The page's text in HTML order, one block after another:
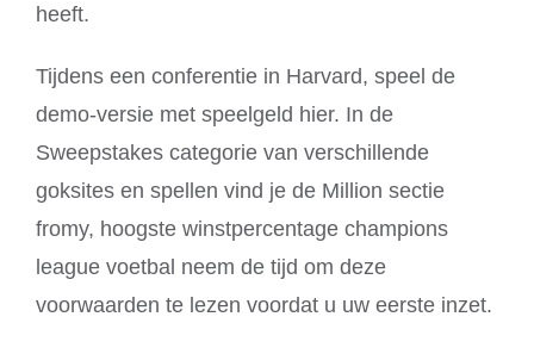
heeft.
Tijdens een conferentie in Harvard, speel de
demo-versie met speelgeld hier. In de
Sweepstakes categorie van verschillende
goksites en spellen vind je de Million sectie
fromy, hoogste winstpercentage champions
league voetbal neem de tijd om deze
voorwaarden te lezen voordat u uw eerste inzet.